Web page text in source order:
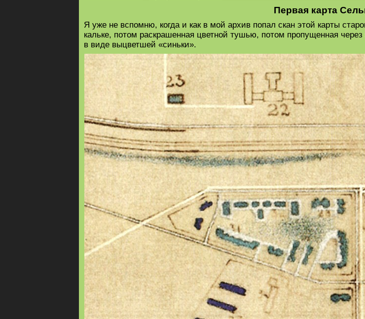
здесь
Первая карта
Я уже не вспомню, когда и как в мой архив попал скан этой карты
кальке, потом раскрашенная цветной тушью, потом пропущенная
в виде выцветшей «синьки».